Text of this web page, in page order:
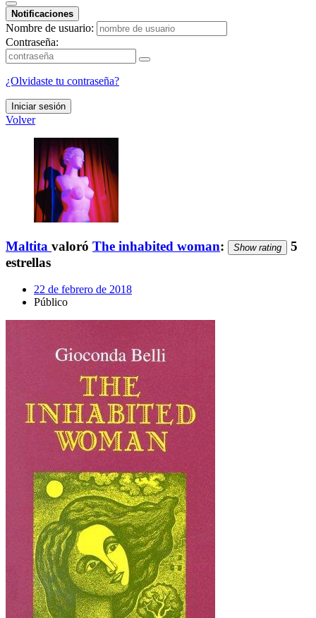
Notificaciones
Nombre de usuario:
Contraseña:
¿Olvidaste tu contraseña?
Iniciar sesión
Volver
Maltita valoró The inhabited woman: Show rating
5
estrellas
22 de febrero de 2018
Público